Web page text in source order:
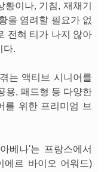
이나, 기침, 재채기
을 염려할 필요가 없
전혀 티가 나지 않아
다.
는 액티브 시니어를
용, 패드형 등 다양한
를 위한 프리미엄 브
베나'는 프랑스에서
에르 바이오 어워드)